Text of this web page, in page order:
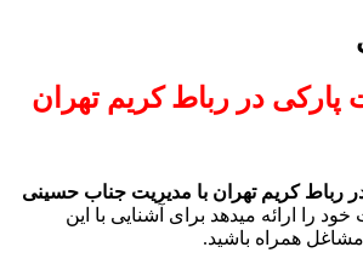
در رباط کریم تهران
رباط کریم تهران با مدیریت جناب حسینی
را ارائه میدهد برای آشنایی با این
همراه باشید.